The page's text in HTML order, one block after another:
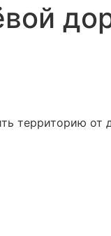
территорию от